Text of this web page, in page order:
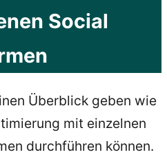
Social
Überblick geben wie
mit einzelnen
durchführen können.